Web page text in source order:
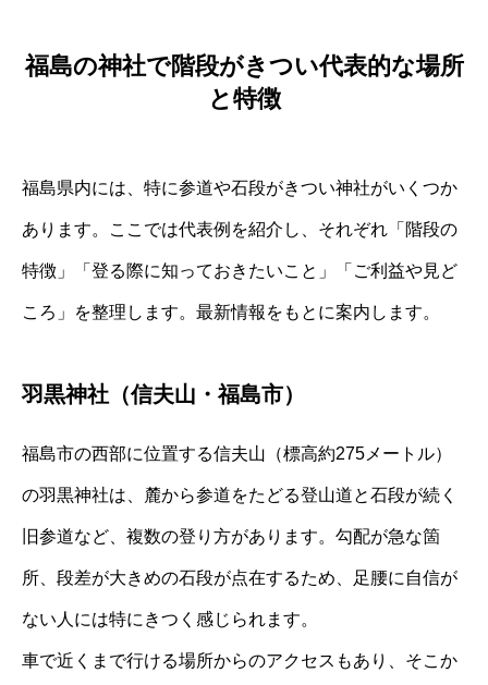
福島の神社で階段がきつい代表的な場所
と特徴
福島県内には、特に参道や石段がきつい神社がいくつか
あります。ここでは代表例を紹介し、それぞれ「階段の
特徴」「登る際に知っておきたいこと」「ご利益や見ど
ころ」を整理します。最新情報をもとに案内します。
羽黒神社（信夫山・福島市）
福島市の西部に位置する信夫山（標高約275メートル）
の羽黒神社は、麓から参道をたどる登山道と石段が続く
旧参道など、複数の登り方があります。勾配が急な箇
所、段差が大きめの石段が点在するため、足腰に自信が
ない人には特にきつく感じられます。
車で近くまで行ける場所からのアクセスもあり、そこか